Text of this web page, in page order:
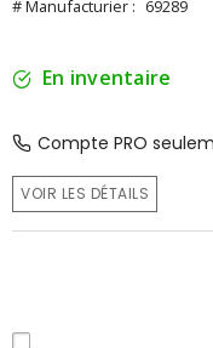
# Manufacturier : 69289
En inventaire
Compte PRO
VOIR LES DÉTAILS